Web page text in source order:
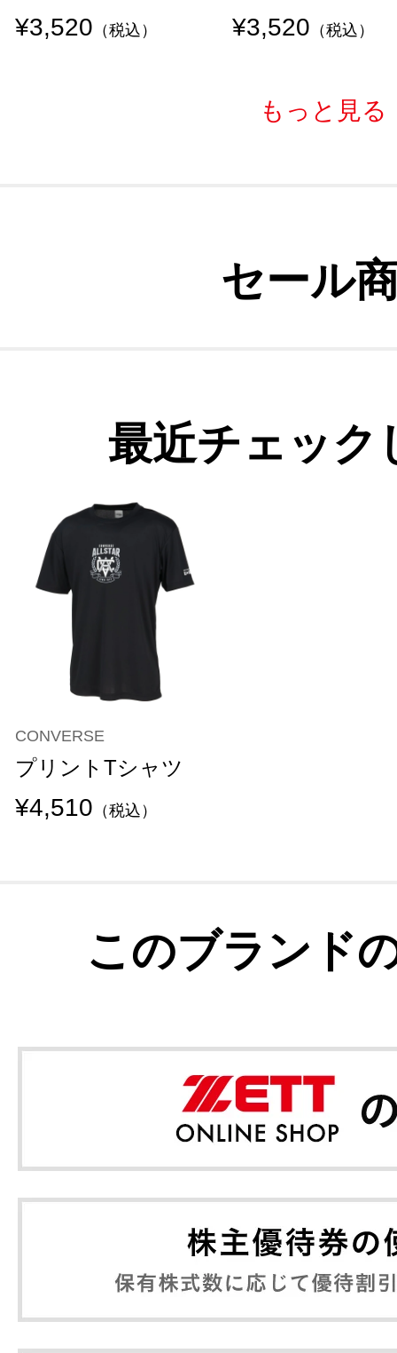
¥3,520 （税込） ¥3,520 （税込）
もっと見る
セール
最近チェック
CONVERSE
プリントTシャツ
¥4,510 （税込）
このブランド